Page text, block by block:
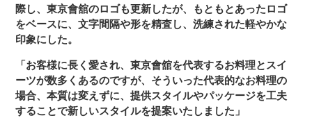
際し、東京會舘のロゴも更新したが、もともとあったロゴ
をベースに、文字間隔や形を精査し、洗練された軽やかな
印象にした。
「お客様に長く愛され、東京會舘を代表するお料理とスイ
ーツが数多くあるのですが、そういった代表的なお料理の
場合、本質は変えずに、提供スタイルやパッケージを工夫
することで新しいスタイルを提案いたしました」